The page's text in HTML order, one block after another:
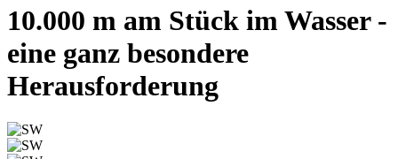
10.000 m am Stück im Wasser -
eine ganz besondere
Herausforderung